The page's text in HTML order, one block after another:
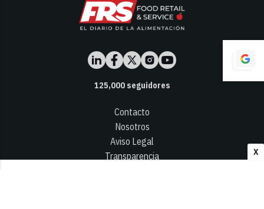
X
125,000seguidores
Contacto
Nosotros
Aviso Legal
Transparencia